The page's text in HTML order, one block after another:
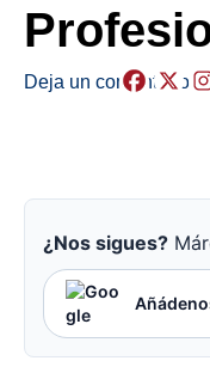
Deja un comentario /
¿Nos sigues?